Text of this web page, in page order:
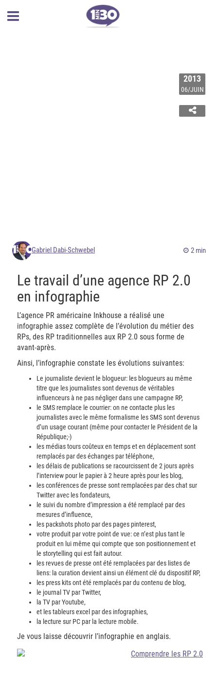
2013
06/JUIN
Gabriel Dabi-Schwebel 2 min
Le travail d’une agence RP 2.0
en infographie
L’agence PR américaine Inkhouse a réalisé une
infographie assez complète de l’évolution du métier des
RPs, des RP traditionnelles aux RP 2.0 sous forme de
avant-après.
Ainsi, l’infographie constate les évolutions suivantes:
Le journaliste devient le blogueur: les blogueurs au même
titre que les journalistes sont devenus de véritables
influenceurs à ne pas négliger dans une campagne RP,
le SMS remplace le courrier: on ne contacte plus les
journalistes avec le même formalisme les SMS sont devenus
d’un usage courant (même pour contacter le Président de la
République;-)
les médias tours coûteux en temps et en déplacement sont
remplacés par des échanges par téléphone,
les délais de publications se racourcissent de 2 jours après
l’interview pour le papier à 2 heure après pour les blog,
les conférences de presse sont remplacées par des chat sur
Twitter avec les fondateurs,
le suivi du nombre d’impression a été remplacé par des
mesures d’influence,
les packshots photo par des pages pinterest,
votre produit par votre point de vue: ce n’est plus tant le
produit en lui même qui compte que son positionnement et
le storytelling qui est fait autour.
les revues de presse ont été remplacées par des listes de
liens: la curation devient ainsi un élément clé du dispositif RP,
les press kits ont été remplacés par du contenu de blog,
le journal TV par Twitter,
la TV par Youtube,
et les tableurs excel par des infographies,
la lecture sur PC par la lecture mobile.
Je vous laisse découvrir l’infographie en anglais.